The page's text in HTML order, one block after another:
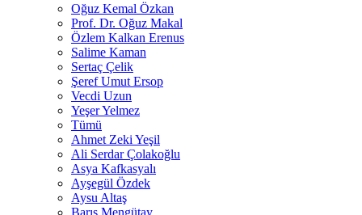
Oğuz Kemal Özkan
Prof. Dr. Oğuz Makal
Özlem Kalkan Erenus
Salime Kaman
Sertaç Çelik
Şeref Umut Ersop
Vecdi Uzun
Yeşer Yelmez
Tümü
Ahmet Zeki Yeşil
Ali Serdar Çolakoğlu
Asya Kafkasyalı
Ayşegül Özdek
Aysu Altaş
Barış Mengütay